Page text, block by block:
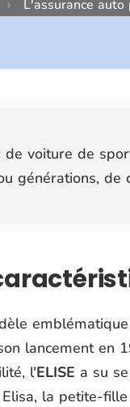
L'assurance auto
voiture de
générations, de
lancement en
l'ELISE a su
la petite-